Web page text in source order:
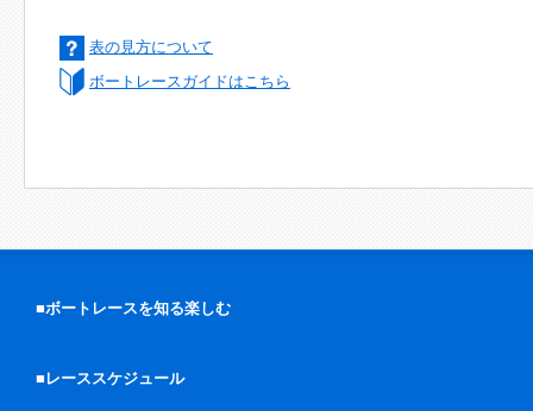
表の見方について
ボートレースガイドはこちら
■ボートレースを知る楽しむ
■レーススケジュール